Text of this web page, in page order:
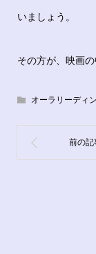
いましょう。
その方が、映画
オーラリーディ